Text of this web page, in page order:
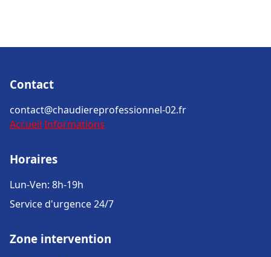
Contact
contact@chaudiereprofessionnel-02.fr
Accueil Informations
Horaires
Lun-Ven: 8h-19h
Service d'urgence 24/7
Zone intervention